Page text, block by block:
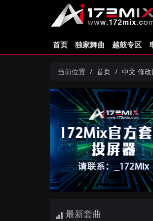
首页 独家舞曲 越鼓专区
当前位置 首页 中文 修
最新套曲